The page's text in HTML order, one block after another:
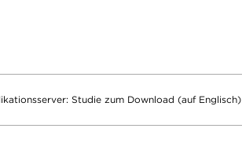
Studie zum Download (auf Englisch)